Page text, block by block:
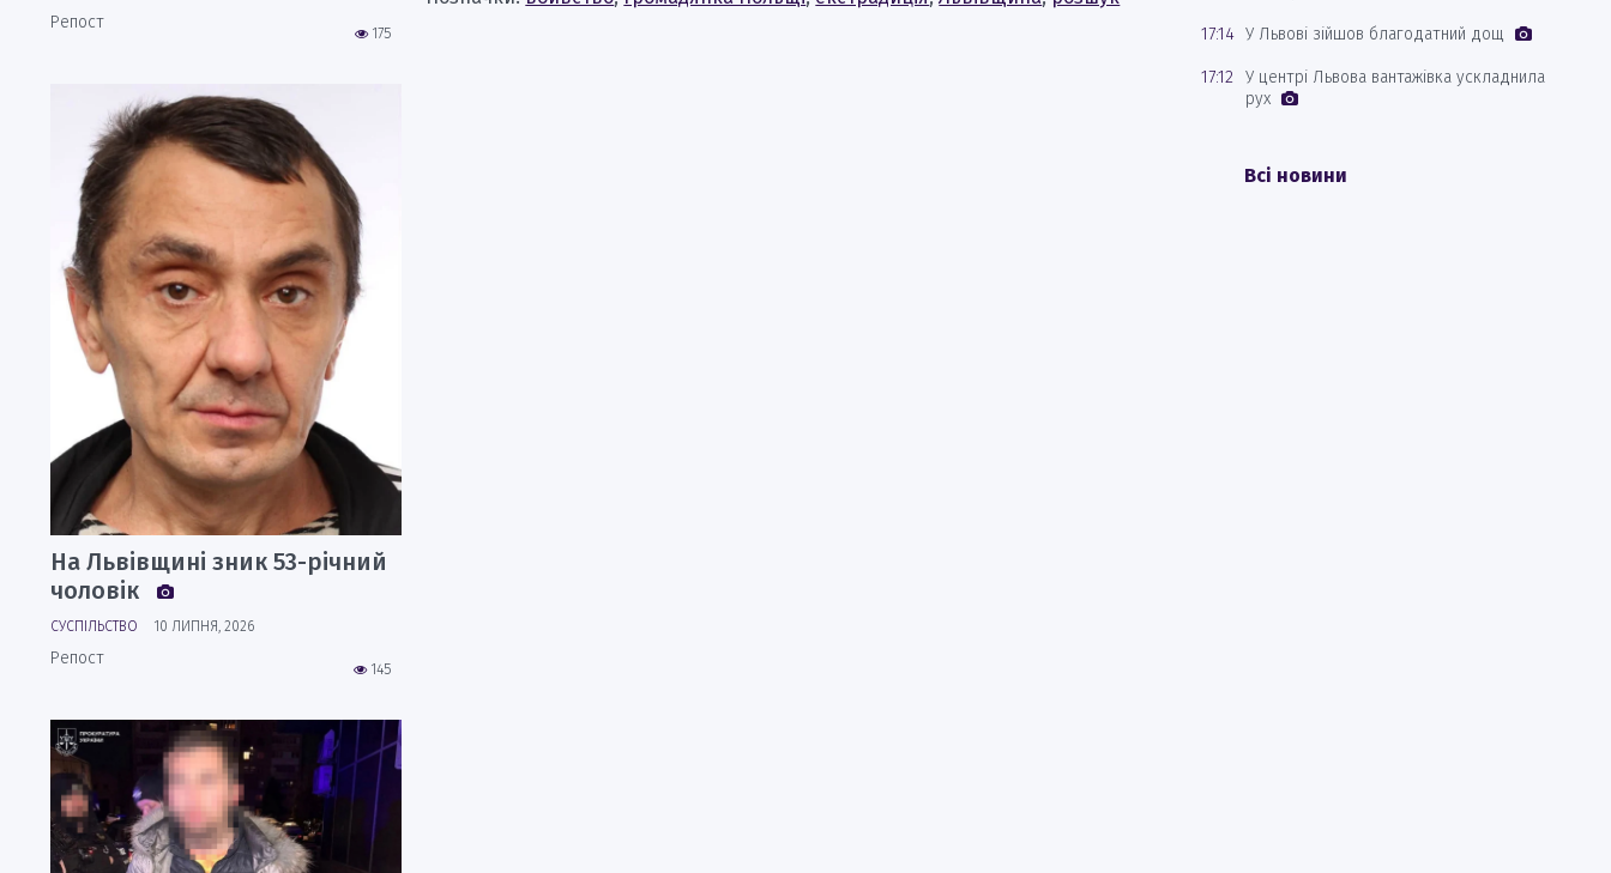
175
Репост
На Львівщині зник 53-річний
чоловік
СУСПІЛЬСТВО 10 ЛИПНЯ, 2026
145
Репост
17:14 У Львові зійшов благодатний дощ
17:12 У центрі Львова вантажівка ускладнила
рух
Всі новини